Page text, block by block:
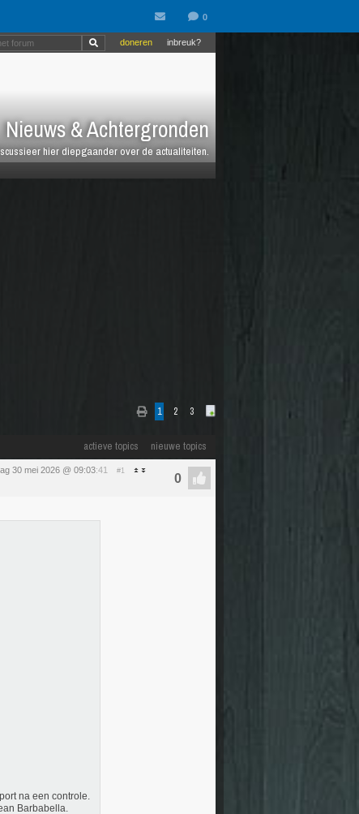
Nieuws & Achtergronden
hier diepgaander over de actualiteiten.
inbreuk?
doneren
1 2 3
actieve topics nieuwe topics
30 mei 2026 @ 09:03:41 #1
na een controle.
Barbabella.